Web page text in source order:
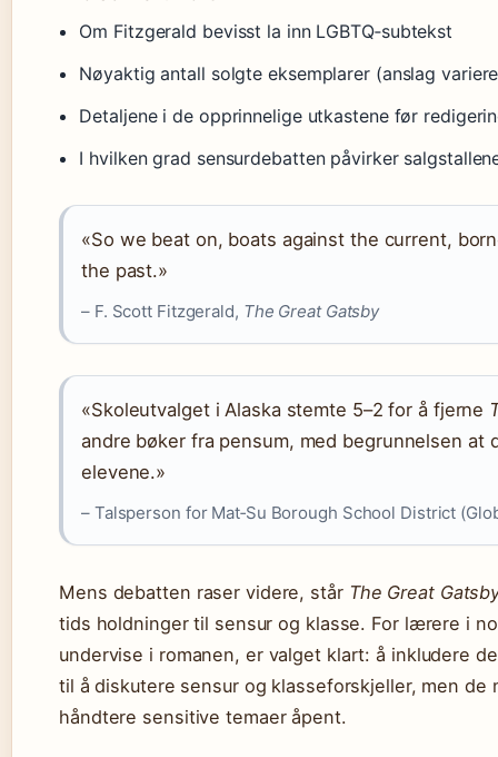
Om Fitzgerald bevisst la inn LGBTQ‑subtekst
Nøyaktig antall solgte eksemplarer (anslag
Detaljene i de opprinnelige utkastene før
I hvilken grad sensurdebatten påvirker
«So we beat on, boats against the current,
the past.»
– F. Scott Fitzgerald, The Great Gatsby
«Skoleutvalget i Alaska stemte 5–2 for å fjerne
andre bøker fra pensum, med begrunnelsen at
elevene.»
– Talsperson for Mat‑Su Borough School District
Mens debatten raser videre, står The Great
tids holdninger til sensur og klasse. For lærere i
undervise i romanen, er valget klart: å inkludere
til å diskutere sensur og klasseforskjeller, men
håndtere sensitive temaer åpent.